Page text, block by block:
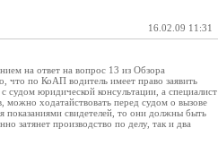
16.02.09 11:31
на ответ на вопрос 13 из Обзора
что по КоАП водитель имеет право заявить
судом юридической консультации, а специалист
ходатайствовать перед судом о вызове
показаниями свидетелей, то они должны быть
затянет производство по делу, так и два